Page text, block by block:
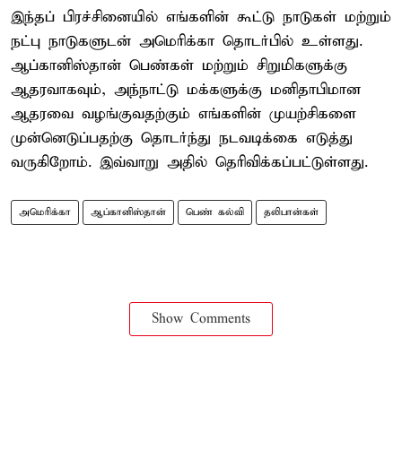
இந்தப் பிரச்சினையில் எங்களின் கூட்டு நாடுகள் மற்றும்
நட்பு நாடுகளுடன் அமெரிக்கா தொடர்பில் உள்ளது.
ஆப்கானிஸ்தான் பெண்கள் மற்றும் சிறுமிகளுக்கு
ஆதரவாகவும், அந்நாட்டு மக்களுக்கு மனிதாபிமான
ஆதரவை வழங்குவதற்கும் எங்களின் முயற்சிகளை
முன்னெடுப்பதற்கு தொடர்ந்து நடவடிக்கை எடுத்து
வருகிறோம். இவ்வாறு அதில் தெரிவிக்கப்பட்டுள்ளது.
அமெரிக்கா ஆப்கானிஸ்தான் பெண் கல்வி தலிபான்கள்
Show Comments